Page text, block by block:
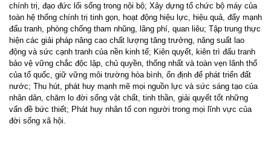
chính trị, đạo đức lối sống trong nội bộ; Xây dựng tổ chức bộ máy của
toàn hệ thống chính trị tinh gọn, hoạt động hiệu lực, hiệu quả, đẩy mạnh
đấu tranh, phòng chống tham nhũng, lãng phí, quan liêu; Tập trung thực
hiện các giải pháp nâng cao chất lượng tăng trưởng, năng suất lao
động và sức cạnh tranh của nền kinh tế; Kiên quyết, kiên trì đấu tranh
bảo vệ vững chắc độc lập, chủ quyền, thống nhất và toàn vẹn lãnh thổ
của tổ quốc, giữ vững môi trường hòa bình, ổn định để phát triển đất
nước; Thu hút, phát huy mạnh mẽ mọi nguồn lực và sức sáng tạo của
nhân dân, chăm lo đời sống vật chất, tinh thần, giải quyết tốt những
vấn đề bức thiết; Phát huy nhân tố con người trong mọi lĩnh vực của
đời sống xã hội.